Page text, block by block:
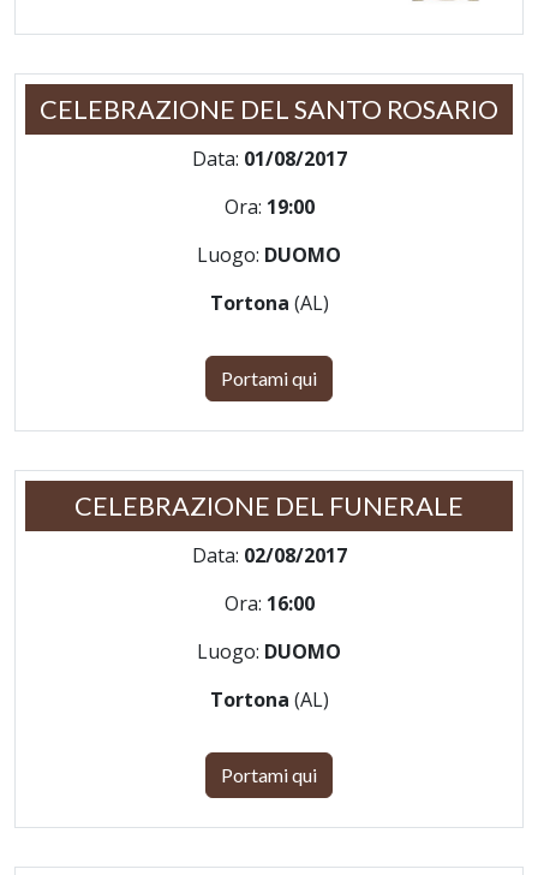
CELEBRAZIONE DEL SANTO ROSARIO
Data: 01/08/2017
Ora: 19:00
Luogo: DUOMO
Tortona (AL)
Portami qui
CELEBRAZIONE DEL FUNERALE
Data: 02/08/2017
Ora: 16:00
Luogo: DUOMO
Tortona (AL)
Portami qui